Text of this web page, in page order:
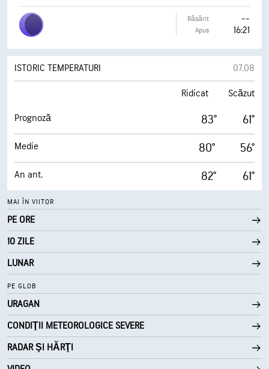
Răsărit --
Apus 16:21
ISTORIC TEMPERATURI 07.08
Ridicat Scăzut
Prognoză 83° 61°
Medie 80° 56°
An ant. 82° 61°
MAI ÎN VIITOR
PE ORE
10 ZILE
LUNAR
PE GLOB
URAGAN
CONDIŢII METEOROLOGICE SEVERE
RADAR ŞI HĂRŢI